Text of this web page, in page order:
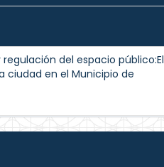
del espacio público:El
ciudad en el Municipio de